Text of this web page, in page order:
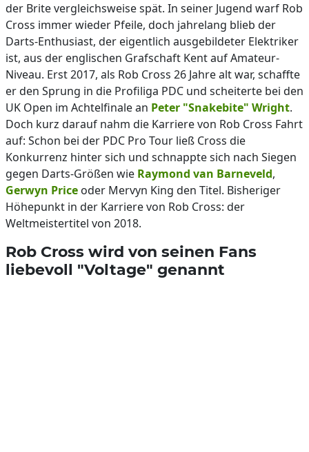
der Brite vergleichsweise spät. In seiner Jugend warf Rob
Cross immer wieder Pfeile, doch jahrelang blieb der
Darts-Enthusiast, der eigentlich ausgebildeter Elektriker
ist, aus der englischen Grafschaft Kent auf Amateur-
Niveau. Erst 2017, als Rob Cross 26 Jahre alt war, schaffte
er den Sprung in die Profiliga PDC und scheiterte bei den
UK Open im Achtelfinale an Peter "Snakebite" Wright.
Doch kurz darauf nahm die Karriere von Rob Cross Fahrt
auf: Schon bei der PDC Pro Tour ließ Cross die
Konkurrenz hinter sich und schnappte sich nach Siegen
gegen Darts-Größen wie Raymond van Barneveld,
Gerwyn Price oder Mervyn King den Titel. Bisheriger
Höhepunkt in der Karriere von Rob Cross: der
Weltmeistertitel von 2018.
Rob Cross wird von seinen Fans
liebevoll "Voltage" genannt